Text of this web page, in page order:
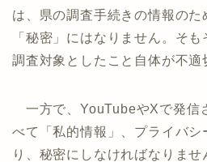
は、県の調査手続きの情報の
「秘密」にはなりません。そ
調査対象としたこと自体が不適
一方で、YouTubeやXで発信
べて「私的情報」、プライバシ
り、秘密にしなければなりま